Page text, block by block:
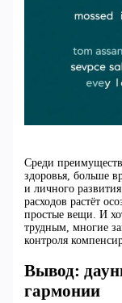
Среди
здоровья, больше
и личного
расходов растёт
простые вещи. И
трудным, многие
контроля
Вывод:
гармонии